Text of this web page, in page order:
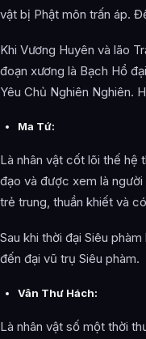
vật bị Phật môn trấn áp.
Khi Vương Huyên và lão
đoạn xương là Bạch Hổ
Yêu Chủ Nghiên Nghiên.
Ma Tứ:
Là nhân vật cốt lõi thế hệ
đạo và được xem là
trẻ trung, thuần khiết và
Sau khi thời đại Siêu
đến đại vũ trụ Siêu phàm.
Vân Thư Hách:
Là nhân vật số một thời